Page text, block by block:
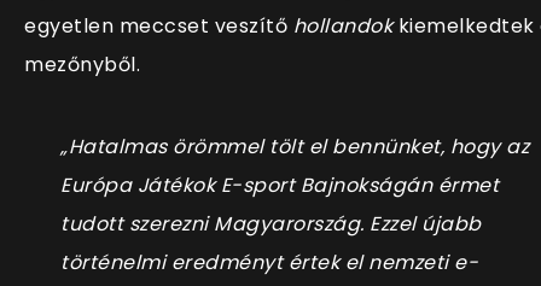
egyetlen meccset veszítő hollandokkiemelkedtek
mezőnyből.
„Hatalmas örömmel tölt el bennünket, hogy az
Európa Játékok E-sport Bajnokságán érmet
tudott szerezni Magyarország. Ezzel újabb
történelmi eredményt értek el nemzeti e-